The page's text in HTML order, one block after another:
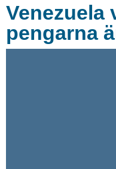
Venezuela
pengarna